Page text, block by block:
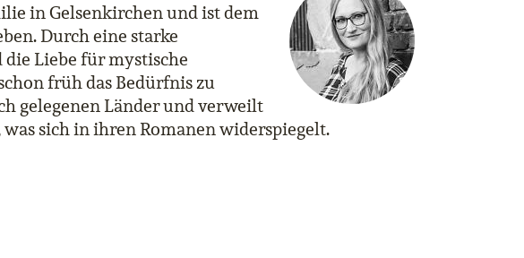
in Gelsenkirchen und ist dem
Durch eine starke
Liebe für mystische
früh das Bedürfnis zu
gelegenen Länder und verweilt
sich in ihren Romanen widerspiegelt.